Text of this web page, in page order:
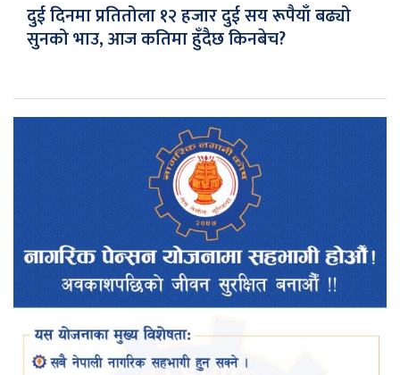
दुई दिनमा प्रतितोला १२ हजार दुई सय रूपैयाँ बढ्यो
सुनको भाउ, आज कतिमा हुँदैछ किनबेच?